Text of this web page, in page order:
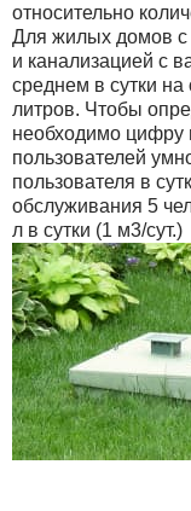
относительно
Для жилых домов с
и канализацией с
среднем в сутки на
литров. Чтобы
необходимо цифру
пользователей
пользователя в
обслуживания 5
л в сутки (1 м3/сут.)